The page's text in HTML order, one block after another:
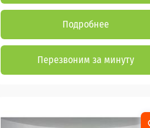
Подробнее
Перезвоним за минуту